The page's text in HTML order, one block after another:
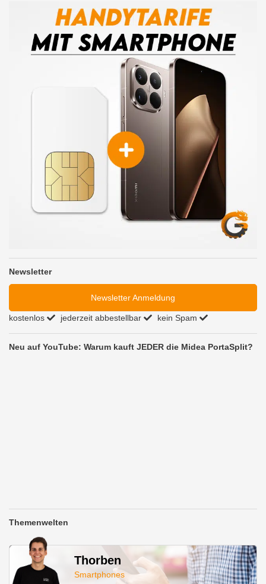
Newsletter
Newsletter Anmeldung
kostenlos jederzeit abbestellbar kein Spam
Neu auf YouTube: Warum kauft JEDER die Midea PortaSplit?
Themenwelten
Thorben
Smartphones